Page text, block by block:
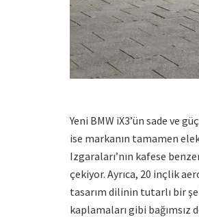
Yeni BMW iX3’ün sade ve
ise markanın tamamen
Izgaraları’nın kafese
çekiyor. Ayrıca, 20 inçlik
tasarım dilinin tutarlı bir
kaplamaları gibi bağımsız